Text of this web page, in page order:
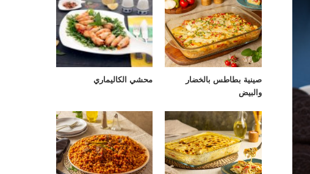
صينية بطاطس بالخضار
والبيض
محشي الكاليماري